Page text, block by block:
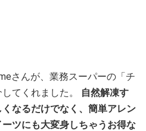
さんが、業務スーパーの「チ
てくれました。
自然解凍す
なるだけでなく、簡単アレン
ツにも大変身しちゃうお得な